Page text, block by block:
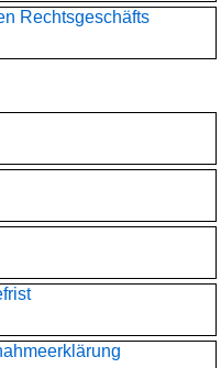
Rechtsgeschäfts